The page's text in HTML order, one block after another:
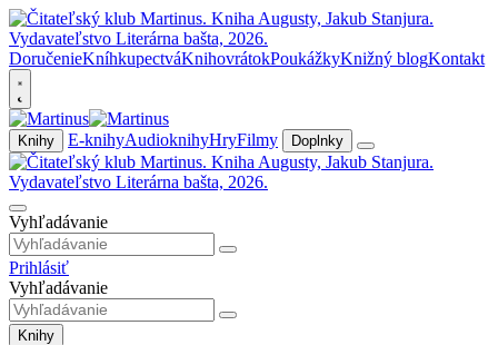
DoručenieKníhkupectváKnihovrátokPoukážkyKnižný blogKontakt
Knihy E-knihyAudioknihyHryFilmy Doplnky
Vyhľadávanie
Prihlásiť
Vyhľadávanie
Knihy